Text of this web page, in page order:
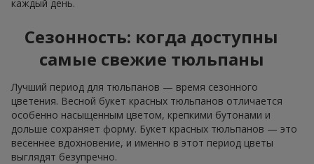
каждый день.
Сезонность: когда доступны
самые свежие тюльпаны
Лучший период для тюльпанов — время сезонного
цветения. Весной букет красных тюльпанов отличается
особенно насыщенным цветом, крепкими бутонами и
дольше сохраняет форму. Букет красных тюльпанов — это
весеннее вдохновение, и именно в этот период цветы
выглядят безупречно.